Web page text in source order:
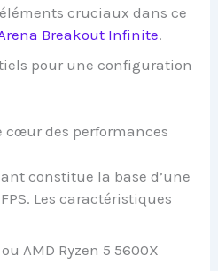
cruciaux dans ce
Breakout Infinite.
pour une configuration
cœur des performances
constitue la base d’une
Les caractéristiques
AMD Ryzen 5 5600X